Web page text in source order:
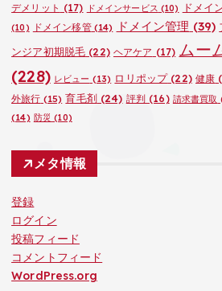
デメリット (17) ドメインサービス (10) ドメイ
(10)
ドメイン移管(14) ドメイン管理 (39)
ンジア初期脱毛 (22) ヘアケア (17) ムー
(228) レビュー (13) ロリポップ(22) 健康
外旅行 (15) 育毛剤(24) 評判 (16) 請求書買取
(14) 防災 (10)
メタ情報
登録
ログイン
投稿フィード
コメントフィード
WordPress.org